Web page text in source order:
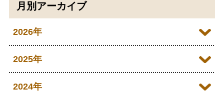
月別アーカイブ
2026年
2026年07月
2025年
2025年12月
2024年